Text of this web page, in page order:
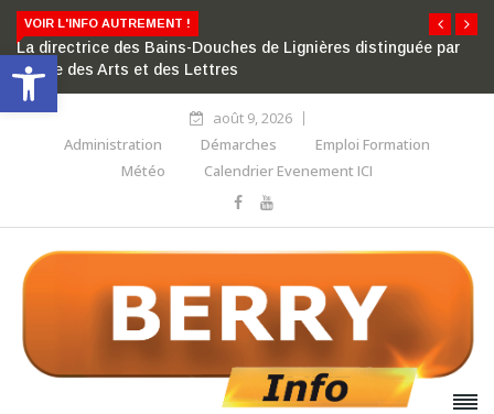
Ouvrir la barre d’outils
VOIR L'INFO AUTREMENT !
La directrice des Bains-Douches de Lignières distinguée par
l’ordre des Arts et des Lettres
août 9, 2026
Administration
Démarches
Emploi Formation
Météo
Calendrier Evenement ICI